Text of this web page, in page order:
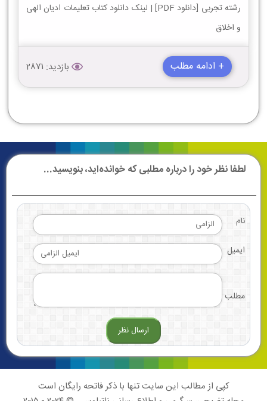
رشته تجربی [دانلود PDF] | لینک دانلود کتاب تعلیمات ادیان الهی
و اخلاق
+ ادامه مطلب بازدید: 2871
لطفا نظر خود را درباره مطلبی که خوانده‌اید، بنویسید...
نام
ایمیل
مطلب
کپی از مطالب این سایت تنها با ذکر فاتحه رایگان است